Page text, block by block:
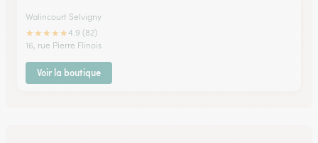
Walincourt Selvigny
★★★★★4.9 (82)
16, rue Pierre Flinois
Voir la boutique